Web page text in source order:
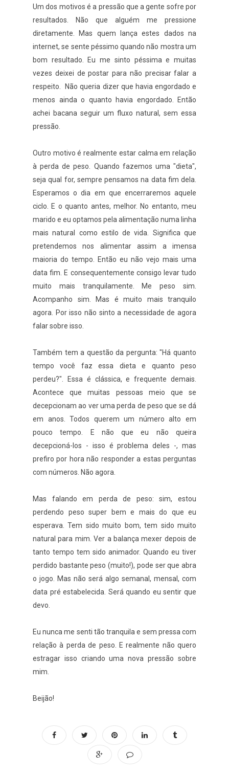
Um dos motivos é a pressão que a gente sofre por
resultados. Não que alguém me pressione
diretamente. Mas quem lança estes dados na
internet, se sente péssimo quando não mostra um
bom resultado. Eu me sinto péssima e muitas
vezes deixei de postar para não precisar falar a
respeito. Não queria dizer que havia engordado e
menos ainda o quanto havia engordado. Então
achei bacana seguir um fluxo natural, sem essa
pressão.
Outro motivo é realmente estar calma em relação
à perda de peso. Quando fazemos uma "dieta",
seja qual for, sempre pensamos na data fim dela.
Esperamos o dia em que encerraremos aquele
ciclo. E o quanto antes, melhor. No entanto, meu
marido e eu optamos pela alimentação numa linha
mais natural como estilo de vida. Significa que
pretendemos nos alimentar assim a imensa
maioria do tempo. Então eu não vejo mais uma
data fim. E consequentemente consigo levar tudo
muito mais tranquilamente. Me peso sim.
Acompanho sim. Mas é muito mais tranquilo
agora. Por isso não sinto a necessidade de agora
falar sobre isso.
Também tem a questão da pergunta: "Há quanto
tempo você faz essa dieta e quanto peso
perdeu?". Essa é clássica, e frequente demais.
Acontece que muitas pessoas meio que se
decepcionam ao ver uma perda de peso que se dá
em anos. Todos querem um número alto em
pouco tempo. E não que eu não queira
decepcioná-los - isso é problema deles -, mas
prefiro por hora não responder a estas perguntas
com números. Não agora.
Mas falando em perda de peso: sim, estou
perdendo peso super bem e mais do que eu
esperava. Tem sido muito bom, tem sido muito
natural para mim. Ver a balança mexer depois de
tanto tempo tem sido animador. Quando eu tiver
perdido bastante peso (muito!), pode ser que abra
o jogo. Mas não será algo semanal, mensal, com
data pré estabelecida. Será quando eu sentir que
devo.
Eu nunca me senti tão tranquila e sem pressa com
relação à perda de peso. E realmente não quero
estragar isso criando uma nova pressão sobre
mim.
Beijão!